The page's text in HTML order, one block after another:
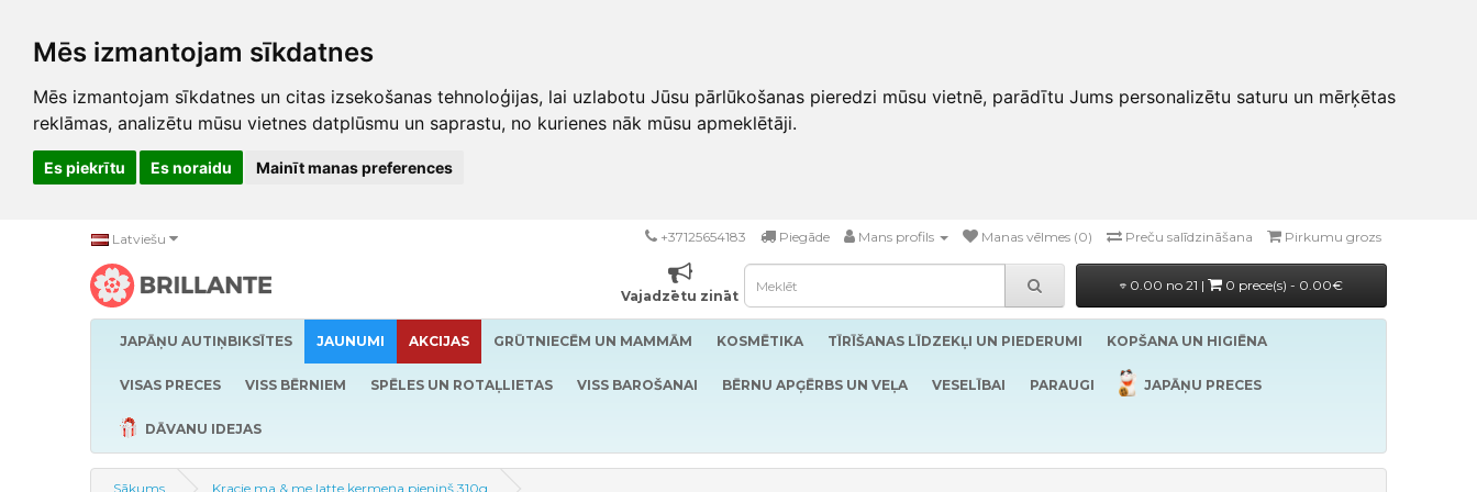
Mēs izmantojam sīkdatnes
Mēs izmantojam sīkdatnes un citas izsekošanas tehnoloģijas, lai uzlabotu Jūsu pārlūkošanas pieredzi mūsu vietnē, parādītu Jums personalizētu saturu un mērķētas
reklāmas, analizētu mūsu vietnes datplūsmu un saprastu, no kurienes nāk mūsu apmeklētāji.
Es piekrītu Es noraidu Mainīt manas preferences
Latviešu +37125654183 Piegāde Mans profils Manas vēlmes (0) Preču salīdzināšana Pirkumu grozs
Vajadzētu zināt
0.00 no 21 | 0 prece(s) - 0.00€
JAPĀŅU AUTIŅBIKSĪTES JAUNUMI AKCIJAS GRŪTNIECĒM UN MAMMĀM KOSMĒTIKA TĪRĪŠANAS LĪDZEKĻI UN PIEDERUMI KOPŠANA UN HIGIĒNA
VISAS PRECES VISS BĒRNIEM SPĒLES UN ROTAĻLIETAS VISS BAROŠANAI BĒRNU APĢĒRBS UN VEĻA VESELĪBAI PARAUGI JAPĀŅU PRECES
DĀVANU IDEJAS
Sākums Kracie ma & me latte ķermeņa pieniņš 310g